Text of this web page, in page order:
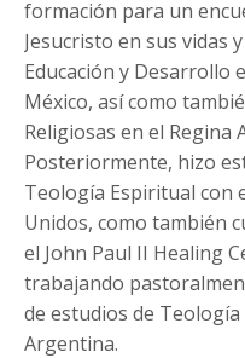
formación para un
Jesucristo en sus vidas
Educación y Desarrollo
México, así como
Religiosas en el Regina
Posteriormente, hizo
Teología Espiritual con
Unidos, como también
el John Paul II Healing
trabajando
de estudios de
Argentina.